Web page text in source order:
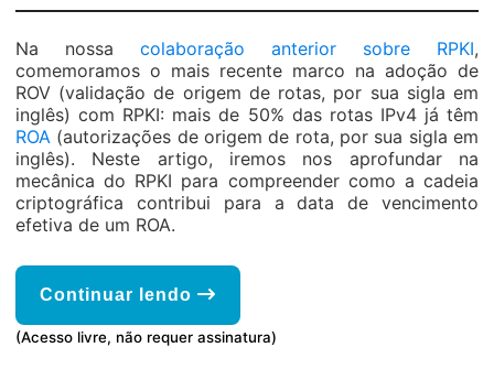
Na nossa colaboração anterior sobre RPKI,
comemoramos o mais recente marco na adoção de
ROV (validação de origem de rotas, por sua sigla em
inglês) com RPKI: mais de 50% das rotas IPv4 já têm
ROA (autorizações de origem de rota, por sua sigla em
inglês). Neste artigo, iremos nos aprofundar na
mecânica do RPKI para compreender como a cadeia
criptográfica contribui para a data de vencimento
efetiva de um ROA.
Continuar lendo
(Acesso livre, não requer assinatura)